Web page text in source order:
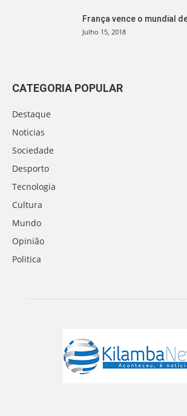
França vence o mundial
Julho 15, 2018
CATEGORIA POPULAR
Destaque
Noticias
Sociedade
Desporto
Tecnologia
Cultura
Mundo
Opinião
Politica